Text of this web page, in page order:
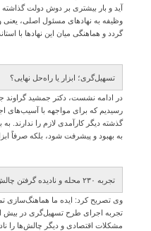
آید و بار بیشتری بر دوش دولت
وظیفه به نهادهای مسئول اصلی،
گردد و هماهنگی میان این نهادها با
تسهیل‌گری؛ ابزار یا راه‌حل نهایی؟
در ادامه نشست، دکتر جمشید گراوند
رسیدیم که برای مواجهه با آسیب‌های
گذشته دیگر کارآمدی لازم را ندارند.
به بهبود و پیشرفت شود، بلکه صرفاً
تجربه ۲۳۰ محله و نادیده گرفتن چالش‌های اقتصادی
وی تصریح کرد: ایده ما هماهنگ‌سازی
مشکلات اقتصادی و دیگر چالش‌ها را